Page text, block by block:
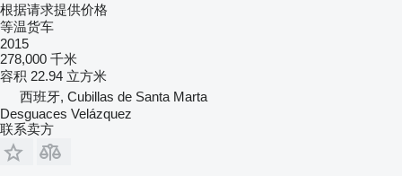
根据请求提供价格
等温货车
2015
278,000 千米
容积 22.94 立方米
西班牙, Cubillas de Santa Marta
Desguaces Velázquez
联系卖方